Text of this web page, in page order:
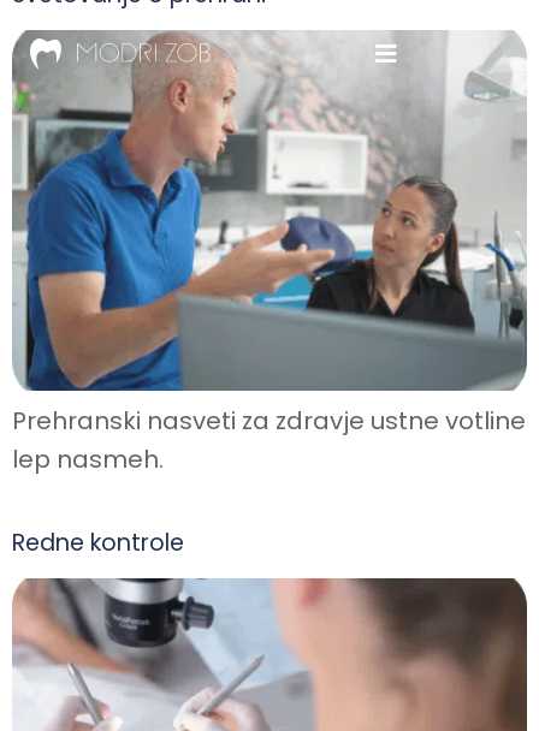
Prehranski nasveti za zdravje ustne votline
lep nasmeh.
Redne kontrole